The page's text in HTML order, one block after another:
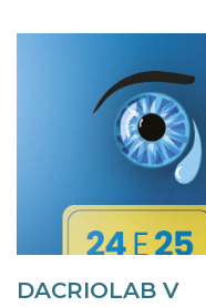
DACRIOLAB V